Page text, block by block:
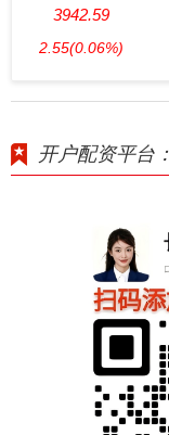
3942.59
2.55(0.06%)
开户配资平台